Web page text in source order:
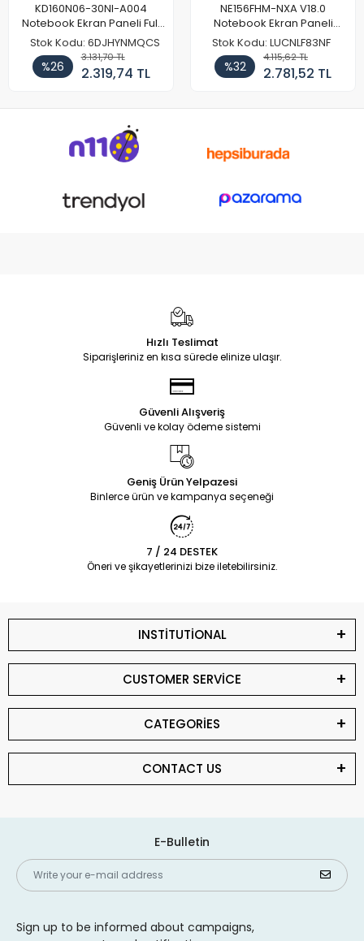
KD160N06-30NI-A004
Notebook Ekran Paneli Full
HD
Stok Kodu: 6DJHYNMQCS
%26
3.131,70 TL
2.319,74 TL
NE156FHM-NXA V18.0
Notebook Ekran Paneli
144Hz
Stok Kodu: LUCNLF83NF
%32
4.115,62 TL
2.781,52 TL
Hızlı Teslimat
Siparişleriniz en kısa sürede elinize ulaşır.
Güvenli Alışveriş
Güvenli ve kolay ödeme sistemi
Geniş Ürün Yelpazesi
Binlerce ürün ve kampanya seçeneği
7 / 24 DESTEK
Öneri ve şikayetlerinizi bize iletebilirsiniz.
INSTİTUTİONAL
CUSTOMER SERVİCE
CATEGORİES
CONTACT US
E-Bulletin
Sign up to be informed about campaigns,